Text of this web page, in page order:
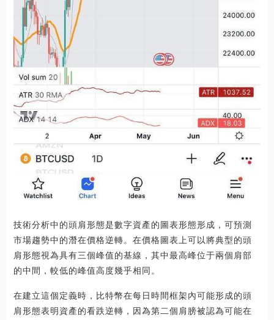
技術分析中的頭肩形態是數字資產的圖表形態形成，可預測
市場趨勢中的潛在價格逆轉。在價格圖表上可以將典型的頭
肩形態視為具有三個峰值的基線，其中最高峰位于兩個肩部
的中間，較低的峰值高度幾乎相同。
在建立這個定義時，比特幣在每日時間框架內可能形成的頭
肩形態表明資產的看跌逆轉，因為第二個肩膀被認為可能在